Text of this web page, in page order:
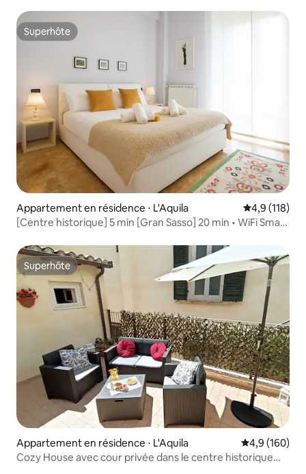
Superhôte
Superhôte
Appartement en résidence ⋅ L'Aquila Évaluation
4,9 (118)
[Centre historique] 5 min [Gran Sasso] 20 min • WiFi Smart
Superhôte
Superhôte
Appartement en résidence ⋅ L'Aquila Évaluation
4,9 (160)
Cozy House avec cour privée dans le centre historique